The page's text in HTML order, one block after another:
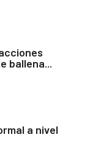
ballena...
a nivel